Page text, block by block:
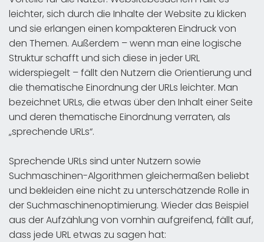
leichter, sich durch die Inhalte der Website zu klicken
und sie erlangen einen kompakteren Eindruck von
den Themen. Außerdem – wenn man eine logische
Struktur schafft und sich diese in jeder URL
widerspiegelt – fällt den Nutzern die Orientierung und
die thematische Einordnung der URLs leichter. Man
bezeichnet URLs, die etwas über den Inhalt einer Seite
und deren thematische Einordnung verraten, als
„sprechende URLs“.
Sprechende URLs sind unter Nutzern sowie
Suchmaschinen-Algorithmen gleichermaßen beliebt
und bekleiden eine nicht zu unterschätzende Rolle in
der Suchmaschinenoptimierung. Wieder das Beispiel
aus der Aufzählung von vornhin aufgreifend, fällt auf,
dass jede URL etwas zu sagen hat: